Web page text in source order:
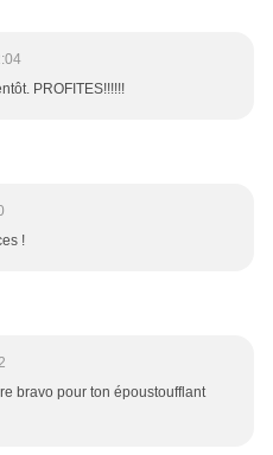
PROFITES!!!!!!
!
bravo pour ton époustoufflant